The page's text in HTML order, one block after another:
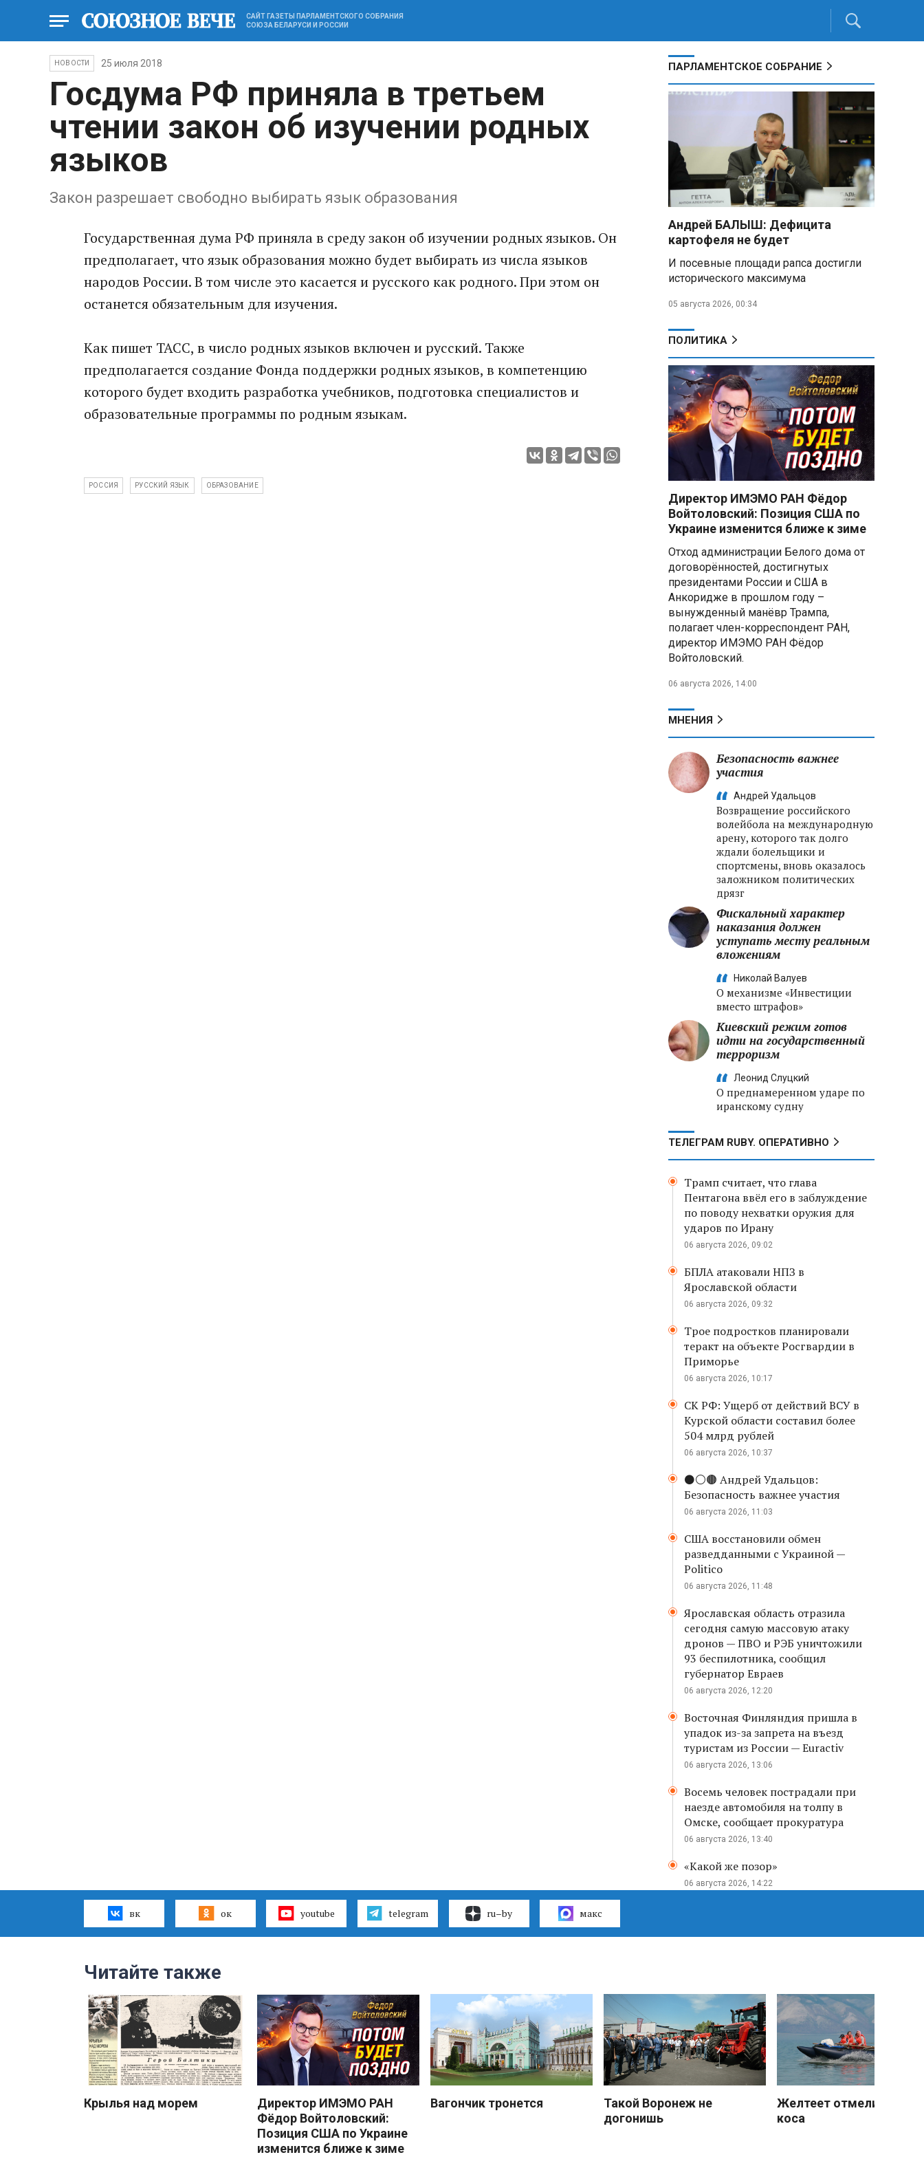
САЙТ ГАЗЕТЫ ПАРЛАМЕНТСКОГО СОБРАНИЯ
СОЮЗА БЕЛАРУСИ И РОССИИ
НОВОСТИ 25 июля 2018
Госдума РФ приняла в третьем
чтении закон об изучении родных
языков
Закон разрешает свободно выбирать язык образования
Государственная дума РФ приняла в среду закон об изучении родных языков. Он
предполагает, что язык образования можно будет выбирать из числа языков
народов России. В том числе это касается и русского как родного. При этом он
останется обязательным для изучения.
Как пишет ТАСС, в число родных языков включен и русский. Также
предполагается создание Фонда поддержки родных языков, в компетенцию
которого будет входить разработка учебников, подготовка специалистов и
образовательные программы по родным языкам.
РОССИЯ РУССКИЙ ЯЗЫК ОБРАЗОВАНИЕ
ПАРЛАМЕНТСКОЕ СОБРАНИЕ
Андрей БАЛЫШ: Дефицита
картофеля не будет
И посевные площади рапса достигли
исторического максимума
05 августа 2026, 00:34
ПОЛИТИКА
Директор ИМЭМО РАН Фёдор
Войтоловский: Позиция США по
Украине изменится ближе к зиме
Отход администрации Белого дома от
договорённостей, достигнутых
президентами России и США в
Анкоридже в прошлом году –
вынужденный манёвр Трампа,
полагает член-корреспондент РАН,
директор ИМЭМО РАН Фёдор
Войтоловский.
06 августа 2026, 14:00
МНЕНИЯ
Безопасность важнее
участия
Андрей Удальцов
Возвращение российского
волейбола на международную
арену, которого так долго
ждали болельщики и
спортсмены, вновь оказалось
заложником политических
дрязг
Фискальный характер
наказания должен
уступать месту реальным
вложениям
Николай Валуев
О механизме «Инвестиции
вместо штрафов»
Киевский режим готов
идти на государственный
терроризм
Леонид Слуцкий
О преднамеренном ударе по
иранскому судну
ТЕЛЕГРАМ RUBY. ОПЕРАТИВНО
Трамп считает, что глава
Пентагона ввёл его в заблуждение
по поводу нехватки оружия для
ударов по Ирану
06 августа 2026, 09:02
БПЛА атаковали НПЗ в
Ярославской области
06 августа 2026, 09:32
Трое подростков планировали
теракт на объекте Росгвардии в
Приморье
06 августа 2026, 10:17
СК РФ: Ущерб от действий ВСУ в
Курской области составил более
504 млрд рублей
06 августа 2026, 10:37
⚫️⚪️🟤 Андрей Удальцов:
Безопасность важнее участия
06 августа 2026, 11:03
США восстановили обмен
разведданными с Украиной —
Politico
06 августа 2026, 11:48
Ярославская область отразила
сегодня самую массовую атаку
дронов — ПВО и РЭБ уничтожили
93 беспилотника, сообщил
губернатор Евраев
06 августа 2026, 12:20
Восточная Финляндия пришла в
упадок из-за запрета на въезд
туристам из России — Euractiv
06 августа 2026, 13:06
Восемь человек пострадали при
наезде автомобиля на толпу в
Омске, сообщает прокуратура
06 августа 2026, 13:40
«Какой же позор»
06 августа 2026, 14:22
вк ок youtube telegram ru–by макс
Читайте также
Крылья над морем
Директор ИМЭМО РАН
Фёдор Войтоловский:
Позиция США по Украине
изменится ближе к зиме
Вагончик тронется
Такой Воронеж не
догонишь
Желтеет отмели
коса